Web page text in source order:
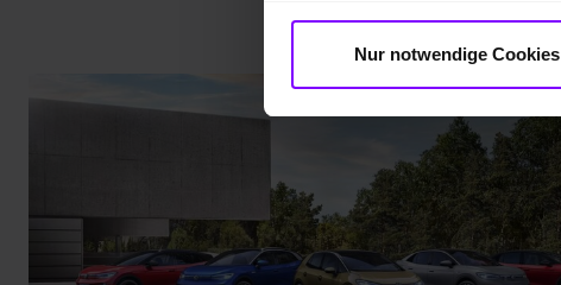
Nur notwendige Cookies